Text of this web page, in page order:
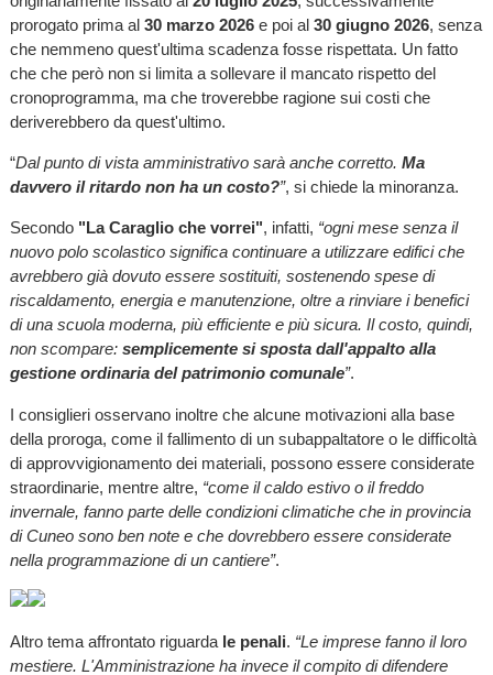
prorogato prima al 30 marzo 2026e poi al 30 giugno 2026, senza
che nemmeno quest'ultima scadenza fosse rispettata. Un fatto
che che però non si limita a sollevare il mancato rispetto del
cronoprogramma, ma che troverebbe ragione sui costi che
deriverebbero da quest'ultimo.
“Dal punto di vista amministrativo sarà anche corretto. Ma
davvero il ritardo non ha un costo?”, si chiede la minoranza.
Secondo "La Caraglio che vorrei", infatti, “ogni mese senza il
nuovo polo scolastico significa continuare a utilizzare edifici che
avrebbero già dovuto essere sostituiti, sostenendo spese di
riscaldamento, energia e manutenzione, oltre a rinviare i benefici
di una scuola moderna, più efficiente e più sicura. Il costo, quindi,
non scompare:semplicemente si sposta dall'appalto alla
gestione ordinaria del patrimonio comunale”.
I consiglieri osservano inoltre che alcune motivazioni alla base
della proroga, come il fallimento di un subappaltatore o le difficoltà
di approvvigionamento dei materiali, possono essere considerate
straordinarie, mentre altre, “come il caldo estivo o il freddo
invernale, fanno parte delle condizioni climatiche che in provincia
di Cuneo sono ben note e che dovrebbero essere considerate
nella programmazione di un cantiere”.
Altro tema affrontato riguarda le penali. “Le imprese fanno il loro
mestiere. L'Amministrazione ha invece il compito di difendere